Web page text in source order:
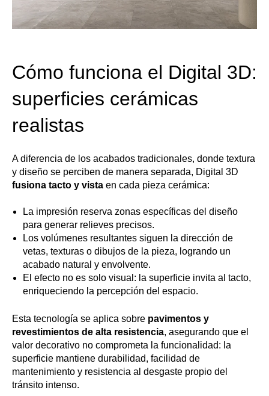
Cómo funciona el Digital 3D:
superficies cerámicas
realistas
A diferencia de los acabados tradicionales, donde textura
y diseño se perciben de manera separada, Digital 3D
fusiona tacto y vista en cada pieza cerámica:
La impresión reserva zonas específicas del diseño
para generar relieves precisos.
Los volúmenes resultantes siguen la dirección de
vetas, texturas o dibujos de la pieza, logrando un
acabado natural y envolvente.
El efecto no es solo visual: la superficie invita al tacto,
enriqueciendo la percepción del espacio.
Esta tecnología se aplica sobre pavimentos y
revestimientos de alta resistencia, asegurando que el
valor decorativo no comprometa la funcionalidad: la
superficie mantiene durabilidad, facilidad de
mantenimiento y resistencia al desgaste propio del
tránsito intenso.